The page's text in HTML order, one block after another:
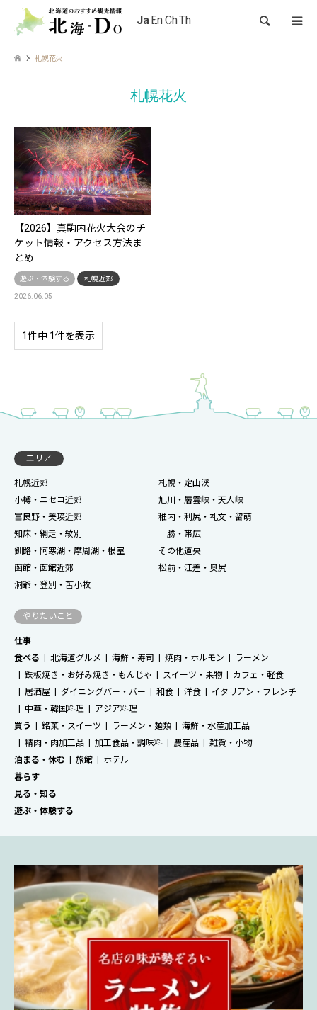
検索
札幌花火
札幌花火
【2026】真駒内花火大会のチ
ケット情報・アクセス方法ま
とめ
遊ぶ・体験する 札幌近郊
2026.06.05
1件中 1件を表示
エリア
札幌近郊
札幌・定山渓
小樽・ニセコ近郊
旭川・層雲峡・天人峡
富良野・美瑛近郊
稚内・利尻・礼文・留萌
知床・網走・紋別
十勝・帯広
釧路・阿寒湖・摩周湖・根室
その他道央
函館・函館近郊
松前・江差・奥尻
洞爺・登別・苫小牧
やりたいこと
仕事
食べる
北海道グルメ 海鮮・寿司 焼肉・ホルモン
ラーメン
鉄板焼き・お好み焼き・もんじゃ
スイーツ・果物
カフェ・軽食
居酒屋
ダイニングバー・バー 和食 洋食
イタリアン・フレンチ
中華・韓国料理
アジア料理
買う
銘菓・スイーツ ラーメン・麺類
海鮮・水産加工品
精肉・肉加工品
加工食品・調味料 農産品
雑貨・小物
泊まる・休む
旅館
ホテル
暮らす
見る・知る
遊ぶ・体験する